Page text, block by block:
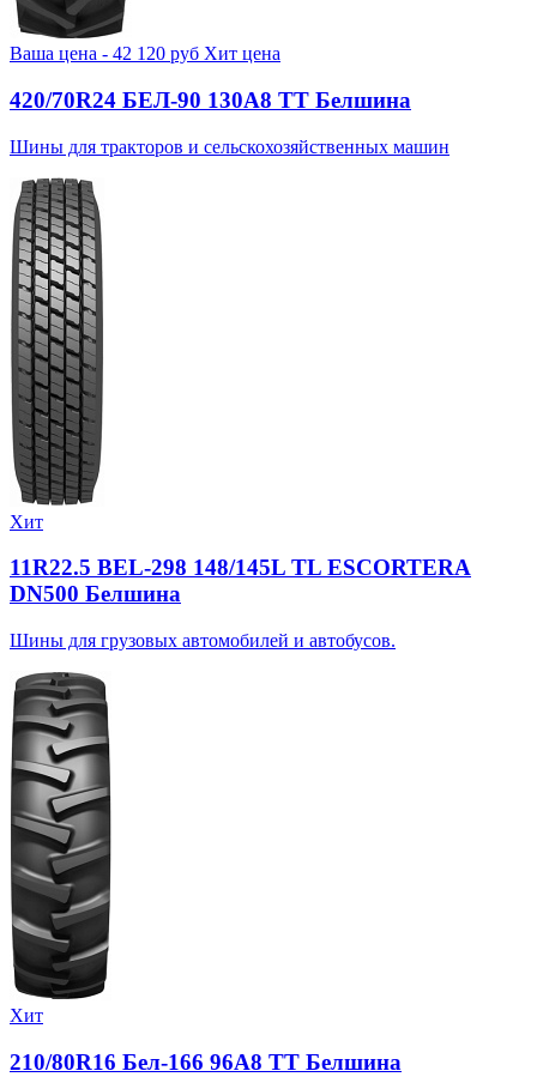
Ваша цена - 42 120 руб Хит цена
420/70R24 БЕЛ-90 130А8 TT Белшина
Шины для тракторов и сельскохозяйственных машин
Хит
11R22.5 BEL-298 148/145L TL ESCORTERA
DN500 Белшина
Шины для грузовых автомобилей и автобусов.
Хит
210/80R16 Бел-166 96A8 TT Белшина